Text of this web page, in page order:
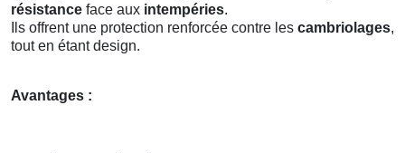
résistance face aux intempéries.
Ils offrent une protection renforcée contre les cambriolages,
tout en étant design.
Avantages :